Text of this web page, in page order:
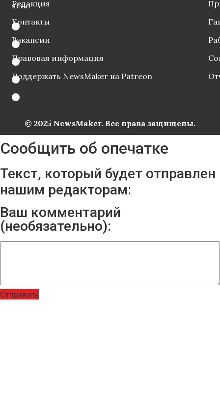
ясно
Редакция
Контакты
Вакансии
Правовая информация
Поддержать NewsMaker на Patreon
© 2025 NewsMaker. Все права защищены.
Сообщить об опечатке
Текст, который будет отправлен
нашим редакторам:
Ваш комментарий
(необязательно):
Отправить